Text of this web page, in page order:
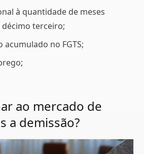
à quantidade de meses
terceiro;
acumulado no FGTS;
ao mercado de
a demissão?